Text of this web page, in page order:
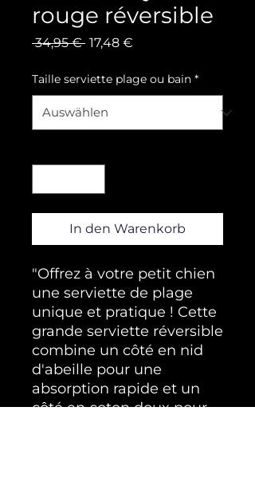
rouge réversible
34,95 € Standardpreis
17,48 €
Taille serviette plage ou bain *
In den Warenkorb
"Offrez à votre petit chien
une serviette de plage
unique et pratique ! Cette
grande serviette réversible
combine un côté en nid
d'abeille pour une
absorption rapide et un
côté en coton doux pour